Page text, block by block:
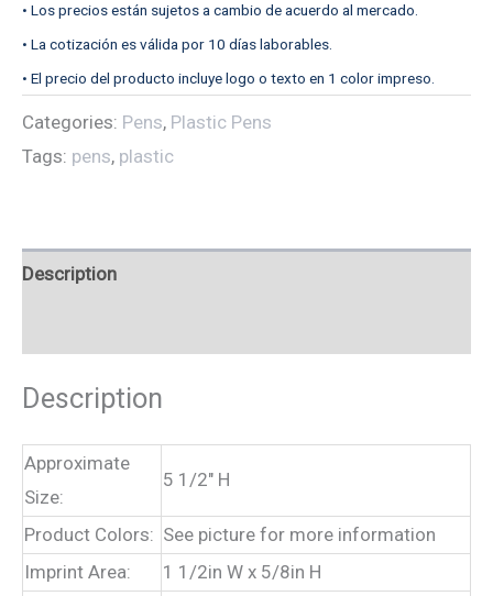
• Los precios están sujetos a cambio de acuerdo al mercado.
• La cotización es válida por 10 días laborables.
• El precio del producto incluye logo o texto en 1 color impreso.
Categories: Pens, Plastic Pens
Tags: pens, plastic
Description
Description
Approximate
Size:
5 1/2″ H
Product Colors: See picture for more information
Imprint Area:
1 1/2in W x 5/8in H